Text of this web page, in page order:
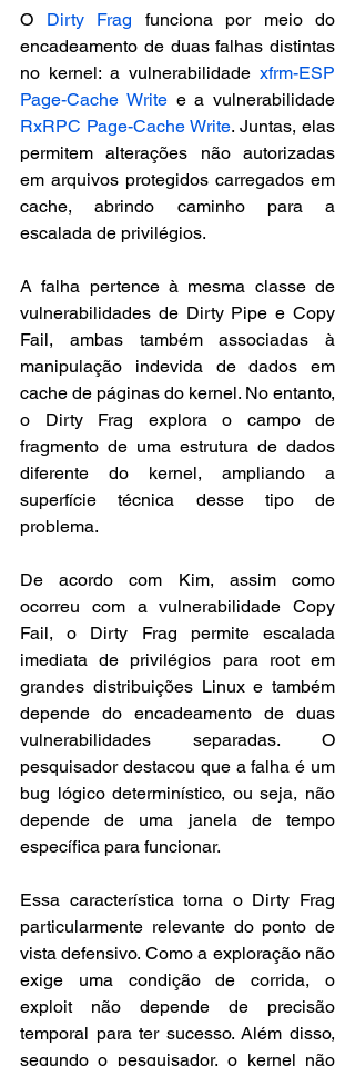
O Dirty Frag funciona por meio do
encadeamento de duas falhas distintas
no kernel: a vulnerabilidade xfrm-ESP
Page-Cache Write
RxRPC Page-Cache Write. Juntas, elas
permitem alterações não autorizadas
em arquivos protegidos carregados em
cache, abrindo caminho para a
escalada de privilégios.
A falha pertence à mesma classe de
vulnerabilidades de Dirty Pipe e Copy
Fail, ambas também associadas à
manipulação indevida de dados em
cache de páginas do kernel. No entanto,
o Dirty Frag explora o campo de
fragmento de uma estrutura de dados
diferente do kernel, ampliando a
superfície técnica desse tipo de
problema.
De acordo com Kim, assim como
ocorreu com a vulnerabilidade Copy
Fail, o Dirty Frag permite escalada
imediata de privilégios para root em
grandes distribuições Linux e também
depende do encadeamento de duas
vulnerabilidades separadas. O
pesquisador destacou que a falha é um
bug lógico determinístico, ou seja, não
depende de uma janela de tempo
específica para funcionar.
Essa característica torna o Dirty Frag
particularmente relevante do ponto de
vista defensivo. Como a exploração não
exige uma condição de corrida, o
exploit não depende de precisão
temporal para ter sucesso. Além disso,
segundo o pesquisador, o kernel não